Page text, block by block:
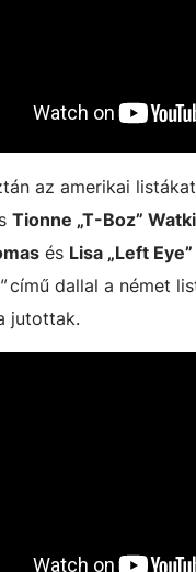
az amerikai
Tionne „T-Boz”
és Lisa „Left
című dallal a német
jutottak.